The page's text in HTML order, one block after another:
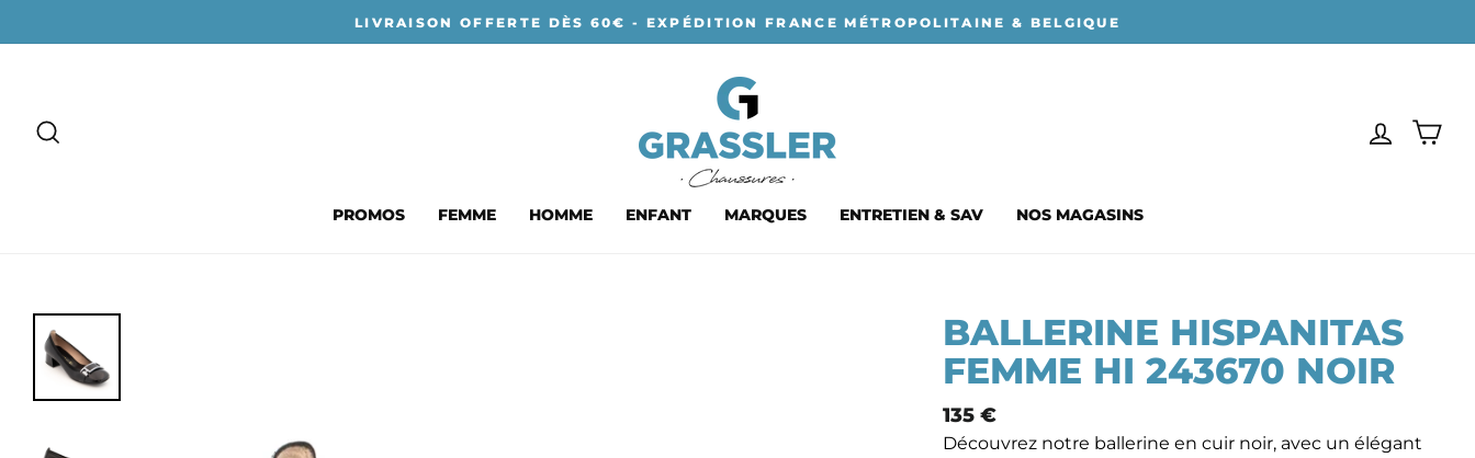
au
LIVRAISON OFFERTE DÈS 60€ - EXPÉDITION FRANCE MÉTROPOLITAINE & BELGIQUE
SE
PROMOS FEMME HOMME ENFANT MARQUES ENTRETIEN & SAV NOS MAGASINS
BALLERINE HISPANITAS
FEMME HI 243670 NOIR
Prix
normal
135 €
Découvrez notre ballerine en cuir noir, avec un élégant